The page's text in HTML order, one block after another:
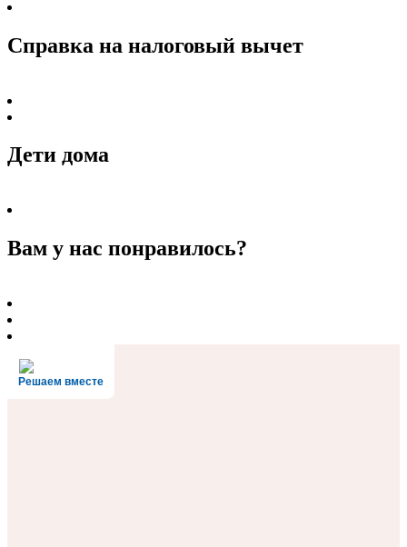
Справка на налоговый вычет
Дети дома
Вам у нас понравилось?
Решаем вместе